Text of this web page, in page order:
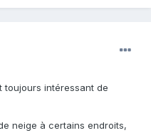
toujours intéressant de
neige à certains endroits,